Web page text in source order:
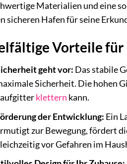
Materialien und eine
sicheren Hafen für seine
Vorteile für
geht vor: Das stabile
Sicherheit. Die hohen
klettern kann.
der Entwicklung: Ein
zur Bewegung, fördert
vor Gefahren im